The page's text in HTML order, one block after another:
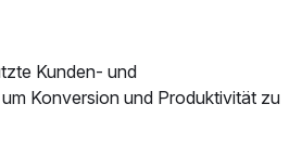
Kunden- und
Konversion und Produktivität zu